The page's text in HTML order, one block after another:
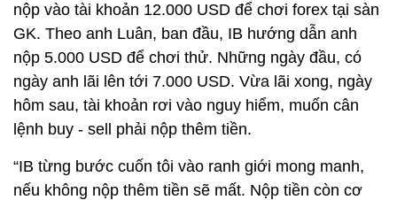
nộp vào tài khoản 12.000 USD để chơi forex tại sàn
GK. Theo anh Luân, ban đầu, IB hướng dẫn anh
nộp 5.000 USD để chơi thử. Những ngày đầu, có
ngày anh lãi lên tới 7.000 USD. Vừa lãi xong, ngày
hôm sau, tài khoản rơi vào nguy hiểm, muốn cân
lệnh buy - sell phải nộp thêm tiền.
“IB từng bước cuốn tôi vào ranh giới mong manh,
nếu không nộp thêm tiền sẽ mất. Nộp tiền còn cơ